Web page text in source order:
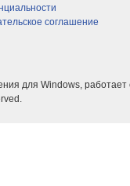
соглашение
для Windows, работает